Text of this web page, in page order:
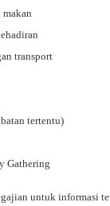
transport
tertentu)
Gathering
untuk informasi